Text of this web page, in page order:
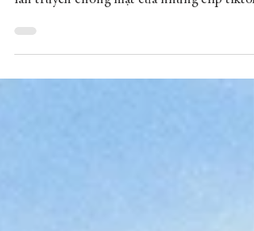
lan truyền chóng mặt của những clip tiktok.